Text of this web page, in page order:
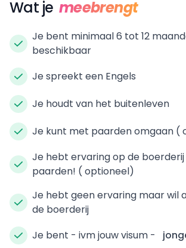
Wat je meebrengt
Je bent minimaal 6 tot 12
beschikbaar
Je spreekt een Engels
Je houdt van het buitenleven
Je kunt met paarden omgaan (
Je hebt ervaring op de
paarden! ( optioneel)
Je hebt geen ervaring maar wil
de boerderij
Je bent - ivm jouw visum -